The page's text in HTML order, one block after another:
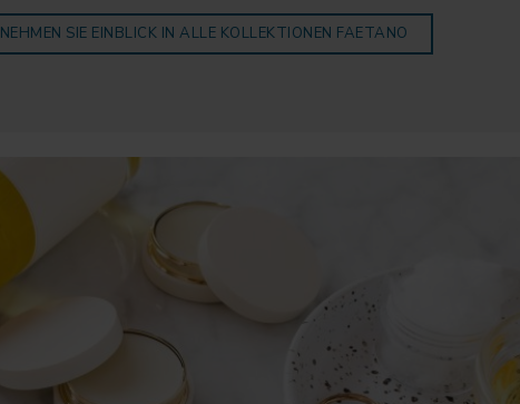
NEHMEN SIE EINBLICK IN ALLE KOLLEKTIONEN FAETANO